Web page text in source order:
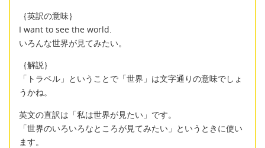
｛英訳の意味｝
I want to see the world.
いろんな世界が見てみたい。
｛解説｝
「トラベル」ということで「世界」は文字通りの意味でしょ
うかね。
英文の直訳は「私は世界が見たい」です。
「世界のいろいろなところが見てみたい」というときに使い
ます。